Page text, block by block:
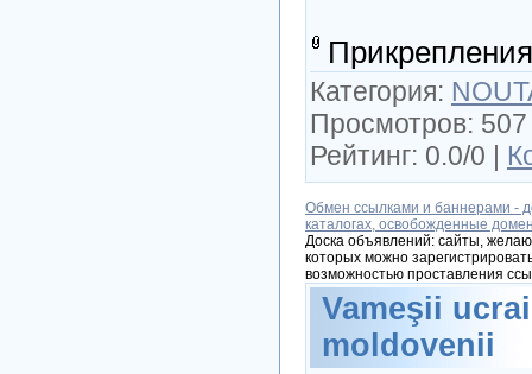
Категория:
Просмотров:
Рейтинг: 0.0/0 |
Обмен ссылками и баннерами -
каталогах, освобожденные
Доска объявлений: сайты,
которых можно
возможностью проставления
Vameşii
moldovenii